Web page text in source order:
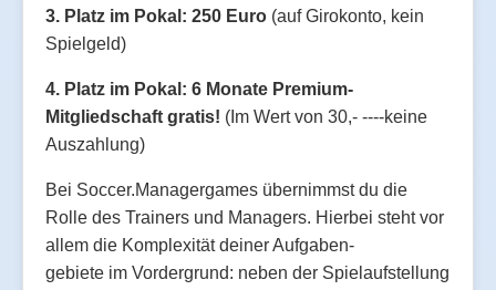
3. Platz im Pokal: 250 Euro (auf Girokonto, kein
Spielgeld)
4. Platz im Pokal: 6 Monate Premium-
Mitgliedschaft gratis! (Im Wert von 30,- ----keine
Auszahlung)
Bei Soccer.Managergames übernimmst du die
Rolle des Trainers und Managers. Hierbei steht vor
allem die Komplexität deiner Aufgaben-
gebiete im Vordergrund: neben der Spielaufstellung